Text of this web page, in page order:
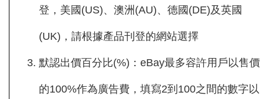
登，美國(US)、澳洲(AU)、德國(DE)及英國
(UK)，請根據產品刊登的網站選擇
默認出價百分比(%)：eBay最多容許用戶以售價
的100%作為廣告費，填寫2到100之間的數字以